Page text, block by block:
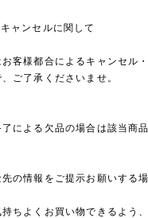
ャンセルに関して
客様都合によるキャンセル
ご了承くださいませ。
了による欠品の場合は該当商
の情報をご提示お願いする
ちよくお買い物できるよう